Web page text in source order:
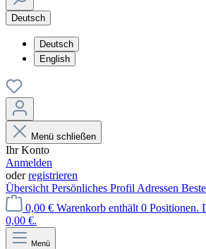
Deutsch
Deutsch
English
Menü schließen
Ihr Konto
Anmelden
oderregistrieren
Übersicht Persönliches Profil Adressen
0,00 € Warenkorb enthält 0 Positionen.
0,00 €.
Menü